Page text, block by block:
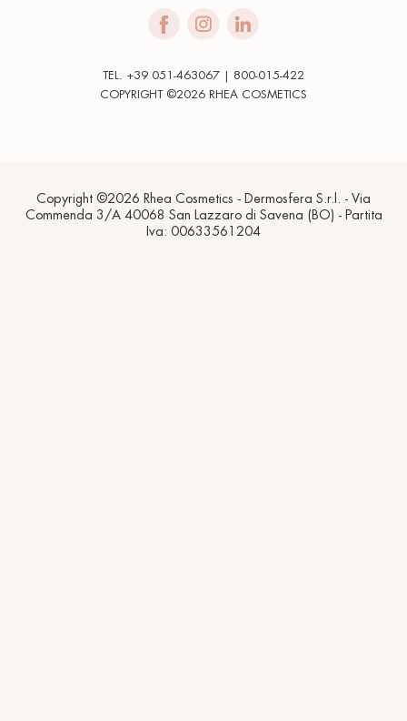
TEL. +39 051-463067 | 800-015-422
COPYRIGHT ©2026 RHEA COSMETICS
Copyright ©2026 Rhea Cosmetics - Dermosfera S.r.l. - Via
Commenda 3/A 40068 San Lazzaro di Savena (BO) - Partita
Iva: 00633561204